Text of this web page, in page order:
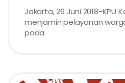
Jakarta, 26 Juni 2018-KPU
menjamin pelayanan
pada